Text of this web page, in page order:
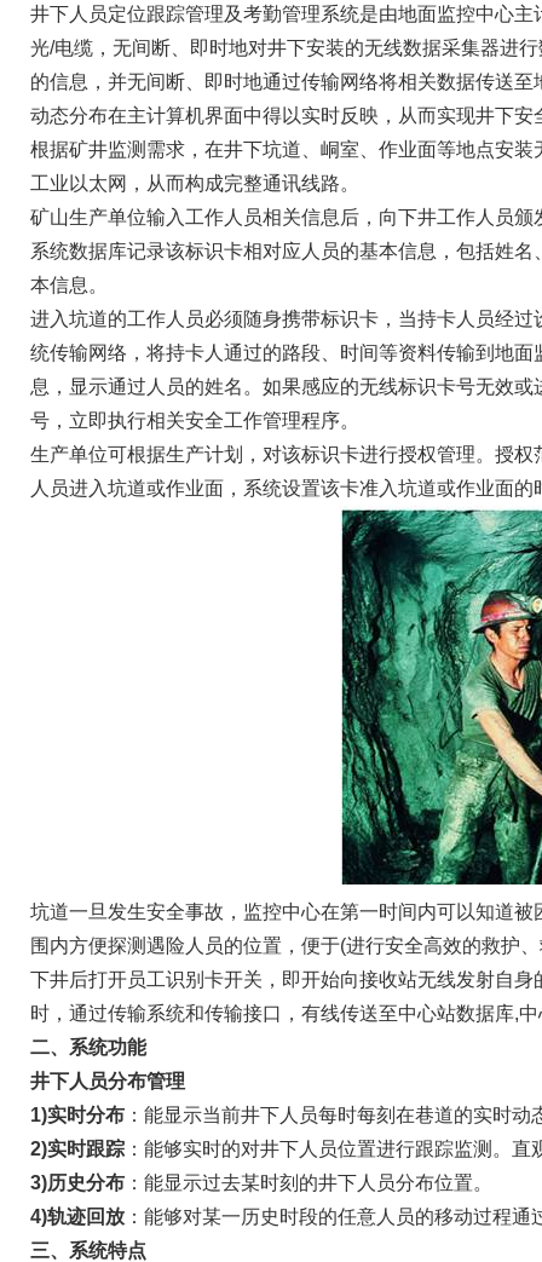
井下人员定位跟踪管理及考勤管理系统是由地面监控中心
光/电缆，无间断、即时地对井下安装的无线数据采集器进
的信息，并无间断、即时地通过传输网络将相关数据传送
动态分布在主计算机界面中得以实时反映，从而实现井下
根据矿井监测需求，在井下坑道、峒室、作业面等地点安
工业以太网，从而构成完整通讯线路。
矿山生产单位输入工作人员相关信息后，向下井工作人员颁
系统数据库记录该标识卡相对应人员的基本信息，包括姓
本信息。
进入坑道的工作人员必须随身携带标识卡，当持卡人员经
统传输网络，将持卡人通过的路段、时间等资料传输到地
息，显示通过人员的姓名。如果感应的无线标识卡号无效
号，立即执行相关安全工作管理程序。
生产单位可根据生产计划，对该标识卡进行授权管理。授
人员进入坑道或作业面，系统设置该卡准入坑道或作业面
坑道一旦发生安全事故，监控中心在第一时间内可以知道
围内方便探测遇险人员的位置，便于(进行安全高效的救护
下井后打开员工识别卡开关，即开始向接收站无线发射自
时，通过传输系统和传输接口，有线传送至中心站数据库,
二、系统功能
井下人员分布管理
1)实时分布 ：能显示当前井下人员每时每刻在巷道的实时
2)实时跟踪 ：能够实时的对井下人员位置进行跟踪监测。
3)历史分布 ：能显示过去某时刻的井下人员分布位置。
4)轨迹回放 ：能够对某一历史时段的任意人员的移动过程
三、系统特点